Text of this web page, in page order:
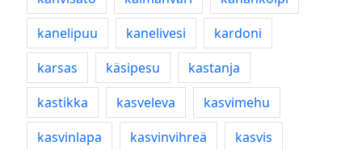
kanelipuu
kanelivesi
kardoni
karsas
käsipesu
kastanja
kastikka
kasveleva
kasvimehu
kasvinlapa
kasvinvihreä
kasvis